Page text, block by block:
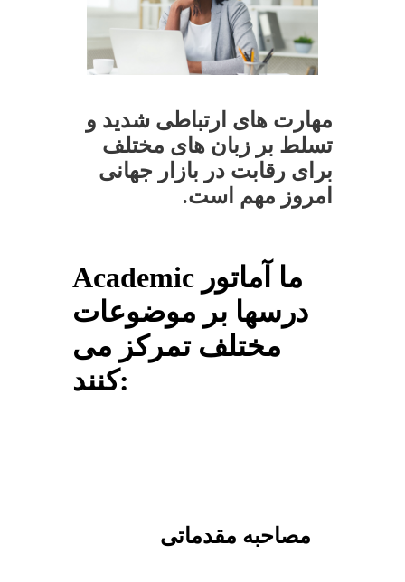
مهارت های ارتباطی شدید و
تسلط بر زبان های مختلف
برای رقابت در بازار جهانی
امروز مهم است.
Academic ما آماتور
درسها بر موضوعات
مختلف تمرکز می
کنند:
مصاحبه مقدماتی